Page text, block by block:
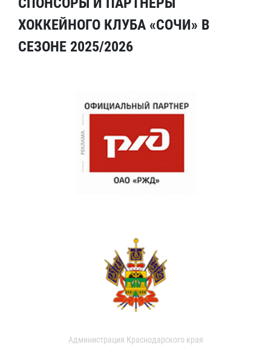
ХОККЕЙНОГО КЛУБА «СОЧИ» В
СЕЗОНЕ 2025/2026
Администрация Краснодарского края